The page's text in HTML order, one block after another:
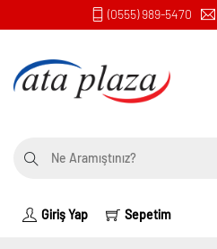
(0555) 989-5470
Giriş Yap Sepetim